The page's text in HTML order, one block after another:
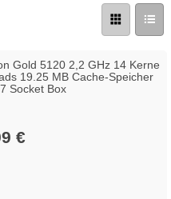
Gold 5120 2,2 GHz 14 Kerne
19.25 MB Cache-Speicher
Socket Box
€